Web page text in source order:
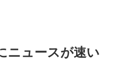
ニュースが速い